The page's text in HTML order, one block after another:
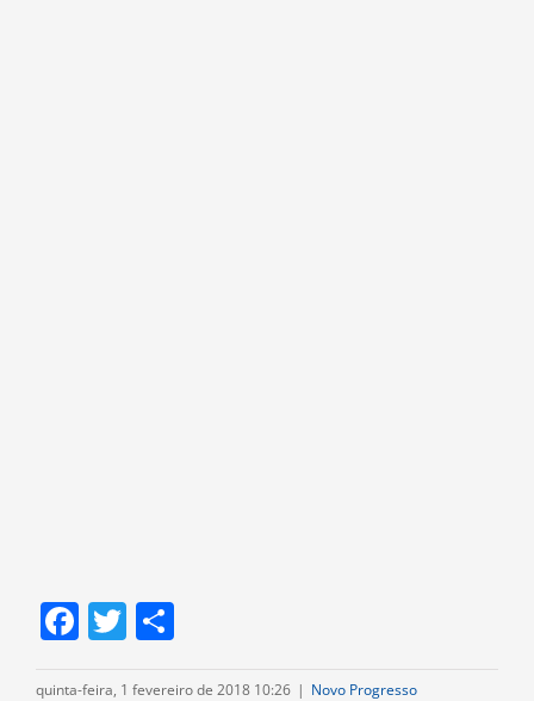
Facebook
Twitter
quinta-feira, 1 fevereiro de 2018 10:26 | Novo Progresso